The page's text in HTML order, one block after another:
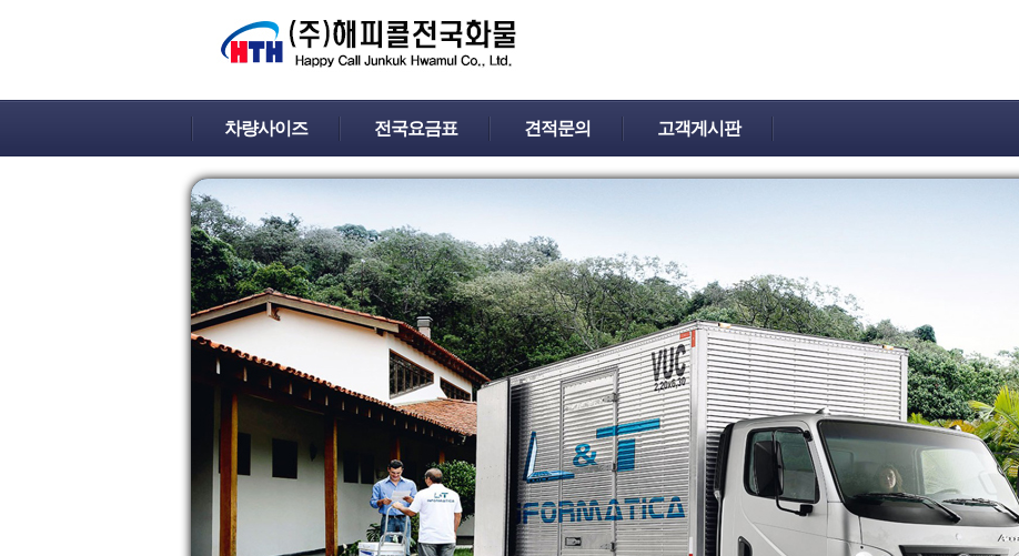
차량사이즈 전국요금표 견적문의 고객게시판